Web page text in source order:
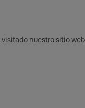
nuestro sitio